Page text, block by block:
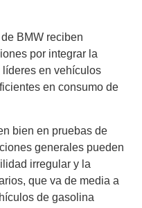
BMW reciben
por integrar la
en vehículos
en consumo de
bien en pruebas de
generales pueden
irregular y la
que va de media a
de gasolina